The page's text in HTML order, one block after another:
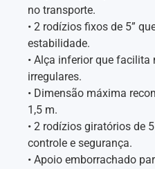
no transporte.
• 2 rodízios fixos de 5”
estabilidade.
• Alça inferior que facilita
irregulares.
• Dimensão máxima
1,5 m.
• 2 rodízios giratórios de
controle e segurança.
• Apoio emborrachado